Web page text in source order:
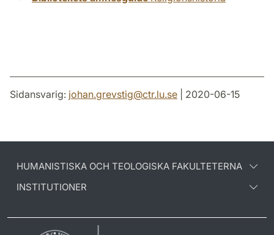
Sidansvarig: johan.grevstig@ctr.lu.se | 2020-06-15
HUMANISTISKA OCH TEOLOGISKA FAKULTETERNA
INSTITUTIONER